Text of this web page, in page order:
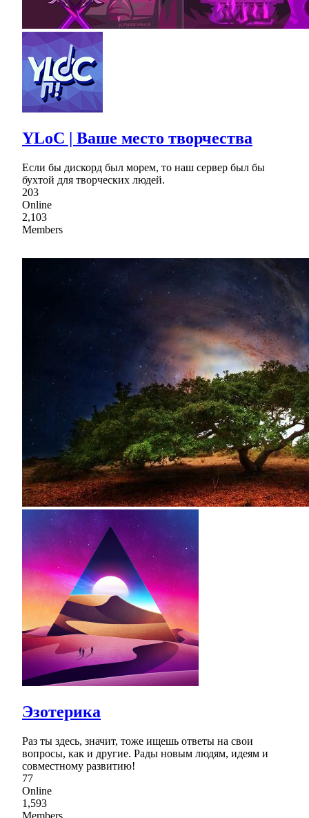
YLoC | Ваше место творчества
Если бы дискорд был морем, то наш сервер был бы
бухтой для творческих людей.
203
Online
2,103
Members
Эзотерика
Раз ты здесь, значит, тоже ищешь ответы на свои
вопросы, как и другие. Рады новым людям, идеям и
совместному развитию!
77
Online
1,593
Members